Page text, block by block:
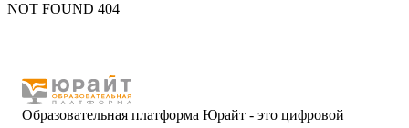
NOT FOUND 404
Образовательная платформа Юрайт - это цифровой